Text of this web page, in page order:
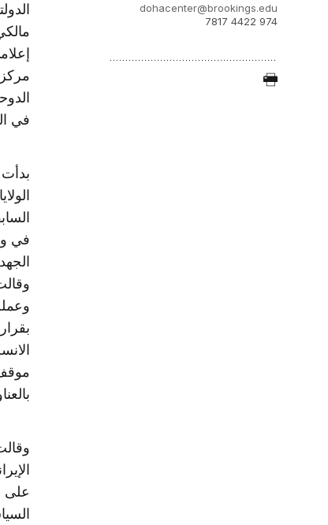
dohacenter@brookings.edu
974 4422 7817
في
على